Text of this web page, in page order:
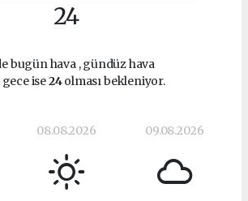
24
bugün hava , gündüz hava
gece ise24olması bekleniyor.
08.08.2026 09.08.2026